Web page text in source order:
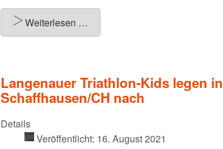
Weiterlesen …
Langenauer Triathlon-Kids legen in
Schaffhausen/CH nach
Details
Veröffentlicht: 16. August 2021